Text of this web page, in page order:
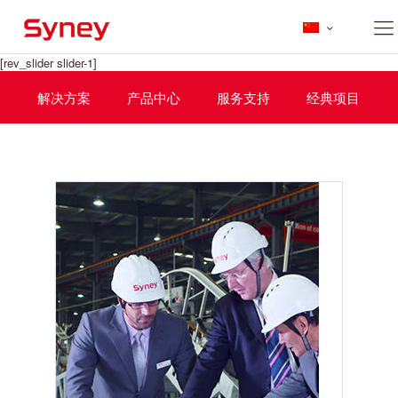
[rev_slider slider-1]
解决方案 产品中心 服务支持 经典项目